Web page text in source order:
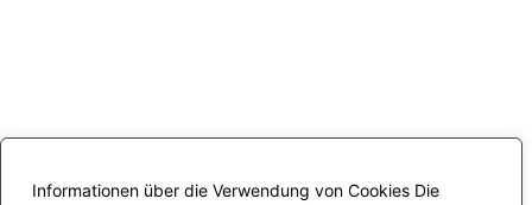
Informationen über die Verwendung von Cookies Die